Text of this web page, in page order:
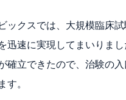
ックスでは、大規模臨床
迅速に実現してまいりま
確立できたので、治験の
。